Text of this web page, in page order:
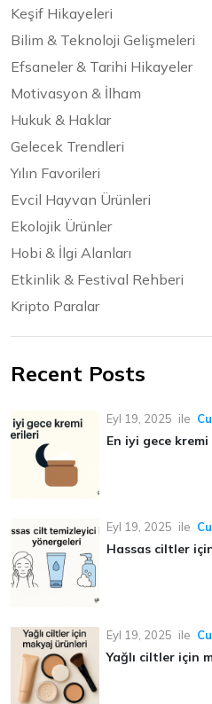
Keşif Hikayeleri
Bilim & Teknoloji Gelişmeleri
Efsaneler & Tarihi Hikayeler
Motivasyon & İlham
Hukuk & Haklar
Gelecek Trendleri
Yılın Favorileri
Evcil Hayvan Ürünleri
Ekolojik Ürünler
Hobi & İlgi Alanları
Etkinlik & Festival Rehberi
Kripto Paralar
Recent Posts
Eyl 19, 2025 ile
En iyi gece
Eyl 19, 2025 ile
Hassas ciltler
Eyl 19, 2025 ile
Yağlı ciltler için